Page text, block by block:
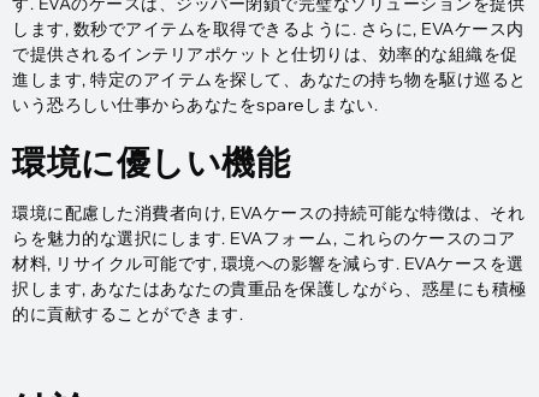
します, 数秒でアイテムを取得できるように. さらに, EVAケース内
で提供されるインテリアポケットと仕切りは、効率的な組織を促
進します, 特定のアイテムを探して、あなたの持ち物を駆け巡ると
いう恐ろしい仕事からあなたをspareしまない.
環境に優しい機能
環境に配慮した消費者向け, EVAケースの持続可能な特徴は、それ
らを魅力的な選択にします. EVAフォーム, これらのケースのコア
材料, リサイクル可能です, 環境への影響を減らす. EVAケースを選
択します, あなたはあなたの貴重品を保護しながら、惑星にも積極
的に貢献することができます.